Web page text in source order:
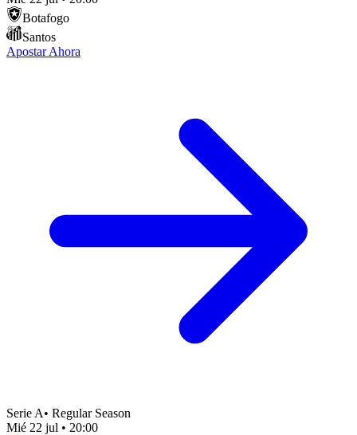
Botafogo
Santos
Apostar Ahora
Serie A• Regular Season
Mié 22 jul • 20:00